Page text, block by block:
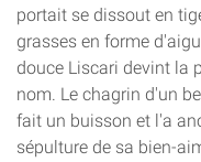
portait se dissout en
grasses en forme
douce Liscari devint la
nom. Le chagrin d'un
fait un buisson et l'a
sépulture de sa bien-